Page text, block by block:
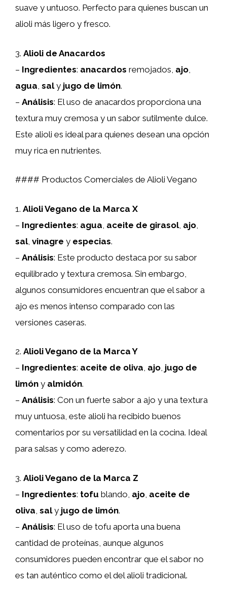
suave y untuoso. Perfecto para quienes buscan un
alioli más ligero y fresco.
3. Alioli de Anacardos
– Ingredientes: anacardos remojados, ajo
agua saly jugo de limón.
– Análisis: El uso de anacardos proporciona una
textura muy cremosa y un sabor sutilmente dulce.
Este alioli es ideal para quienes desean una opción
muy rica en nutrientes.
#### Productos Comerciales de Alioli Vegano
1. Alioli Vegano de la Marca X
– Ingredientes: agua aceite de girasol, ajo
sal, vinagre y especias.
– Análisis: Este producto destaca por su sabor
equilibrado y textura cremosa. Sin embargo,
algunos consumidores encuentran que el sabor a
ajo es menos intenso comparado con las
versiones caseras.
2. Alioli Vegano de la Marca Y
– Ingredientes: aceite de oliva, ajo, jugo de
limón y almidón.
– Análisis: Con un fuerte sabor a ajo y una textura
muy untuosa, este alioli ha recibido buenos
comentarios por su versatilidad en la cocina. Ideal
para salsas y como aderezo.
3. Alioli Vegano de la Marca Z
– Ingredientes: tofu blando, ajo aceite de
oliva saly jugo de limón.
– Análisis: El uso de tofu aporta una buena
cantidad de proteínas, aunque algunos
consumidores pueden encontrar que el sabor no
es tan auténtico como el del alioli tradicional.